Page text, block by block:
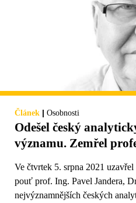
Článek | Osobnosti
Odešel český
významu. Zemřel
Ve čtvrtek 5. srpna 2021
pouť prof. Ing. Pavel Jandera,
nejvýznamnějších českých